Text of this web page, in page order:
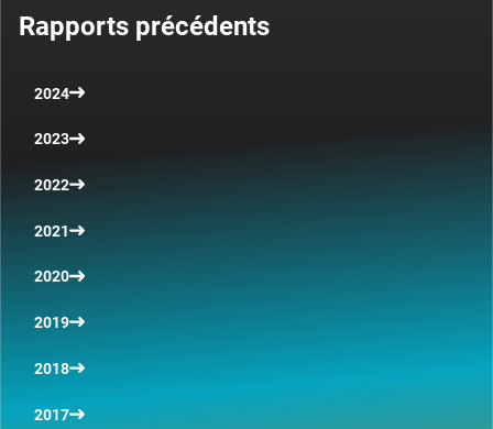
Rapports précédents
2024
2023
2022
2021
2020
2019
2018
2017